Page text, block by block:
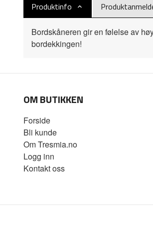
Produktinfo
Bordskåneren gir en følelse av
bordekkingen!
OM BUTIKKEN
Forside
Bli kunde
Om Tresmia.no
Logg inn
Kontakt oss